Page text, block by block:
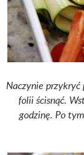
Naczynie
folii ścisnąć.
godzinę. Po